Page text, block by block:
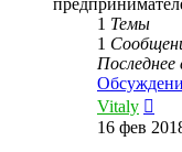
1 Темы
1
Последнее
Vitaly
к
16 фев